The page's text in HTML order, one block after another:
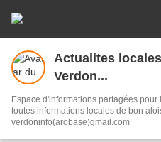
Actualites
Verdon...
Espace d'informations partagées pour les Communes , les Associations et
toutes informations locales de bon
verdoninfo(arobase)gmail.com